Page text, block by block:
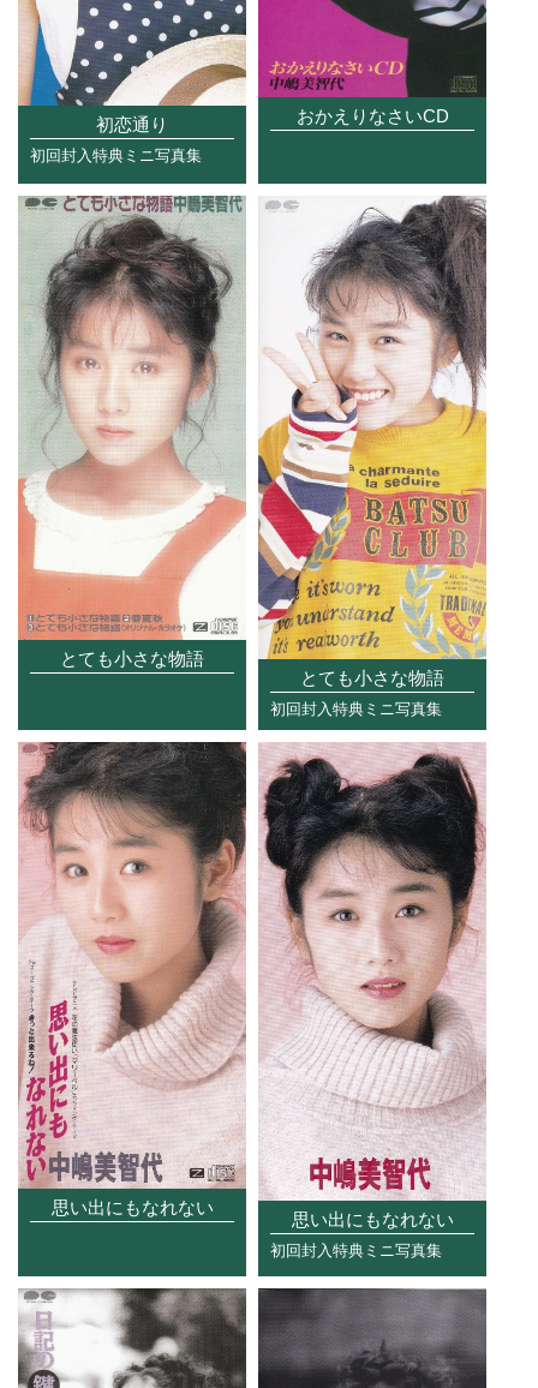
初恋通り
初回封入特典ミニ写真集
おかえりなさいCD
とても小さな物語
とても小さな物語
初回封入特典ミニ写真集
思い出にもなれない
思い出にもなれない
初回封入特典ミニ写真集